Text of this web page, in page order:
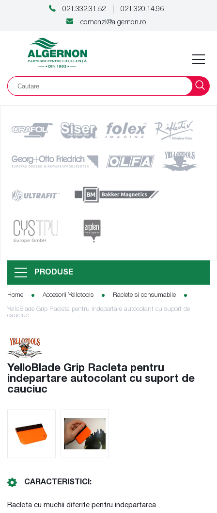
021.332.31.52
021.320.14.96
comenzi@algernon.ro
PRODUSE
Home Accesorii Yellotools Raclete si consumabile
YelloBlade Grip Racleta pentru indepartare autocolant cu suport de
cauciuc
YelloBlade Grip Racleta pentru
indepartare autocolant cu suport de
cauciuc
CARACTERISTICI:
Racleta cu muchii diferite pentru indepartarea